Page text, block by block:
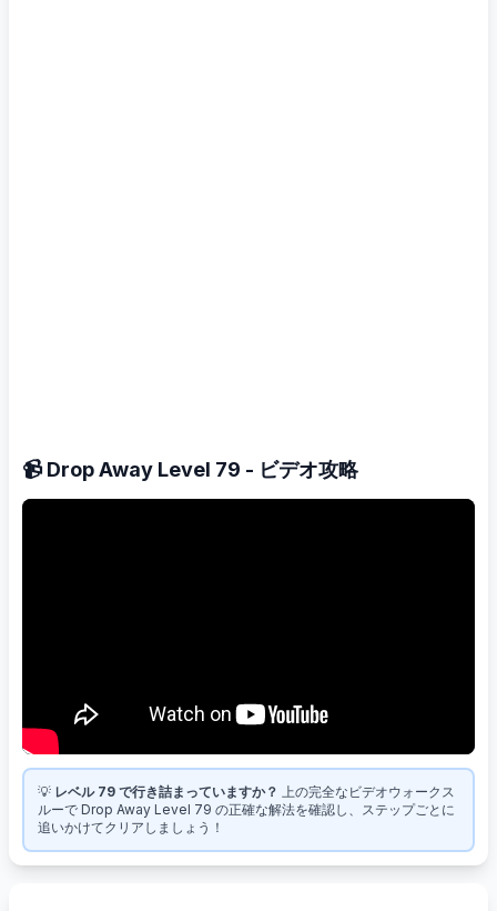
📹 Drop Away Level 79 - ビデオ攻略
💡 レベル 79 で行き詰まっていますか？
上の完全なビデオウォークス
ルーで Drop Away Level 79 の正確な解法を確認し、ステップごとに
追いかけてクリアしましょう！